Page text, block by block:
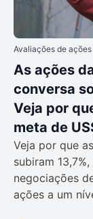
Avaliações de ações
As ações
conversa
Veja por
meta de
Veja por que
subiram
negociações
ações a um